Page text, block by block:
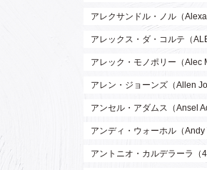
アレクサンドル・ノル（
アレックス・ダ・コルテ（
アレック・モノポリー（Alec
アレン・ジョーンズ（Allen
アンセル・アダムス（Ansel
アンディ・ウォーホル（Andy
アントニオ・カルデラーラ（4